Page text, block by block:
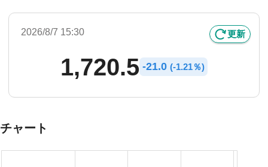
2026/8/7 15:30 更新
1,720.5 -21.0 (-1.21％)
チャート